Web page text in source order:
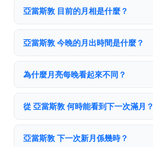
亞當斯敦 目前的月相是什麼？
亞當斯敦 今晚的月出時間是什麼？
為什麼月亮每晚看起來不同？
從 亞當斯敦 何時能看到下一次滿月？
亞當斯敦 下一次新月係幾時？